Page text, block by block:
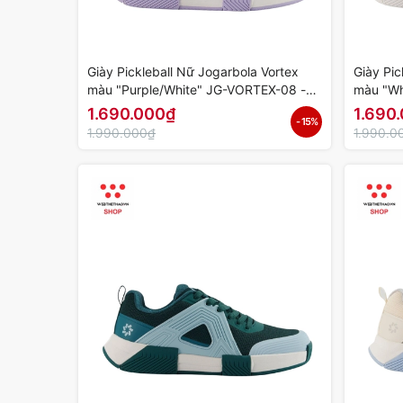
Giày Pickleball Nữ Jogarbola Vortex
màu "Purple/White" JG-VORTEX-08 -
Hàng Chính Hãng
1.690.000₫
1.990.000₫
- 15%
Giày
màu
Chính